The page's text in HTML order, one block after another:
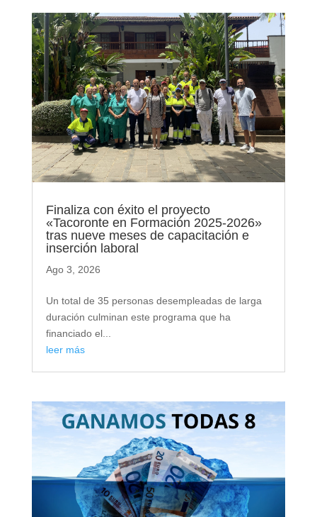
Finaliza con éxito el proyecto
«Tacoronte en Formación 2025-2026»
tras nueve meses de capacitación e
inserción laboral
Ago 3, 2026
Un total de 35 personas desempleadas de larga
duración culminan este programa que ha
financiado el...
leer más